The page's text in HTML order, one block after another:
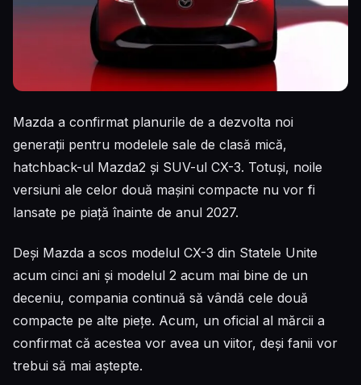
Mazda a confirmat planurile de a dezvolta noi
generații pentru modelele sale de clasă mică,
hatchback-ul Mazda2 și SUV-ul CX-3. Totuși, noile
versiuni ale celor două mașini compacte nu vor fi
lansate pe piață înainte de anul 2027.
Deși Mazda a scos modelul CX-3 din Statele Unite
acum cinci ani și modelul 2 acum mai bine de un
deceniu, compania continuă să vândă cele două
compacte pe alte piețe. Acum, un oficial al mărcii a
confirmat că acestea vor avea un viitor, deși fanii vor
trebui să mai aștepte.